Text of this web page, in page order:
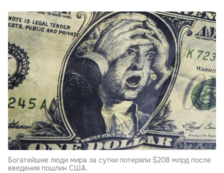
Богатейшие люди мира за сутки потеряли $208 млрд после
введения пошлин США.